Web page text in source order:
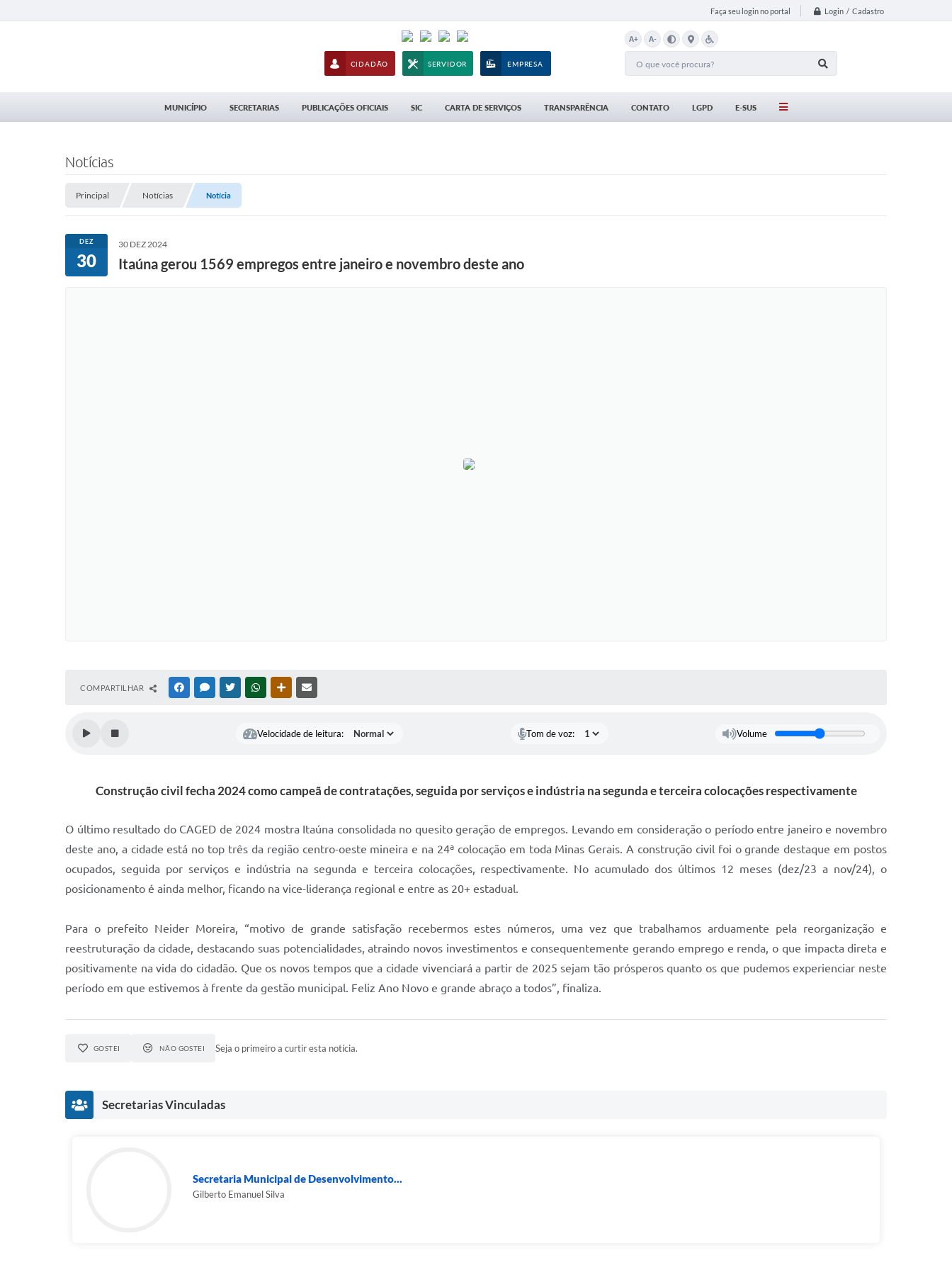
Faça seu login no portal Login / Cadastro
CIDADÃO SERVIDOR EMPRESA
A+ A-
MUNICÍPIO SECRETARIAS PUBLICAÇÕES OFICIAIS SIC CARTA DE SERVIÇOS TRANSPARÊNCIA CONTATO LGPD E-SUS
Notícias
Principal Notícias Notícia
DEZ
30
30 DEZ 2024
Itaúna gerou 1569 empregos entre janeiro e novembro deste ano
COMPARTILHAR FACEBOOKMESSENGER
TWITTERWHATSAPPOUTRAS MÍDIAS
Velocidade de leitura: Tom de voz: Volume
Construção civil fecha 2024 como campeã de contratações, seguida por serviços e indústria na segunda e terceira colocações respectivamente
O último resultado do CAGED de 2024 mostra Itaúna consolidada no quesito geração de empregos. Levando em consideração o período entre janeiro e novembro
deste ano, a cidade está no top três da região centro-oeste mineira e na 24ª colocação em toda Minas Gerais. A construção civil foi o grande destaque em postos
ocupados, seguida por serviços e indústria na segunda e terceira colocações, respectivamente. No acumulado dos últimos 12 meses (dez/23 a nov/24), o
posicionamento é ainda melhor, ficando na vice-liderança regional e entre as 20+ estadual.
Para o prefeito Neider Moreira, “motivo de grande satisfação recebermos estes números, uma vez que trabalhamos arduamente pela reorganização e
reestruturação da cidade, destacando suas potencialidades, atraindo novos investimentos e consequentemente gerando emprego e renda, o que impacta direta e
positivamente na vida do cidadão. Que os novos tempos que a cidade vivenciará a partir de 2025 sejam tão prósperos quanto os que pudemos experienciar neste
período em que estivemos à frente da gestão municipal. Feliz Ano Novo e grande abraço a todos”, finaliza.
GOSTEI NÃO GOSTEI Seja o primeiro a curtir esta notícia.
Secretarias Vinculadas
Secretaria Municipal de Desenvolvimento...
Gilberto Emanuel Silva